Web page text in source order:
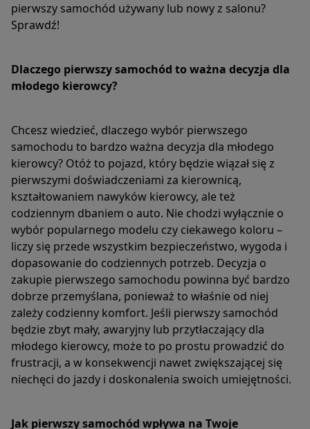
pierwszy samochód używany lub nowy z salonu?
Sprawdź!
Dlaczego pierwszy samochód to ważna decyzja dla
młodego kierowcy?
Chcesz wiedzieć, dlaczego wybór pierwszego
samochodu to bardzo ważna decyzja dla młodego
kierowcy? Otóż to pojazd, który będzie wiązał się z
pierwszymi doświadczeniami za kierownicą,
kształtowaniem nawyków kierowcy, ale też
codziennym dbaniem o auto. Nie chodzi wyłącznie o
wybór popularnego modelu czy ciekawego koloru –
liczy się przede wszystkim bezpieczeństwo, wygoda i
dopasowanie do codziennych potrzeb. Decyzja o
zakupie pierwszego samochodu powinna być bardzo
dobrze przemyślana, ponieważ to właśnie od niej
zależy codzienny komfort. Jeśli pierwszy samochód
będzie zbyt mały, awaryjny lub przytłaczający dla
młodego kierowcy, może to po prostu prowadzić do
frustracji, a w konsekwencji nawet zwiększającej się
niechęci do jazdy i doskonalenia swoich umiejętności.
Jak pierwszy samochód wpływa na Twoje